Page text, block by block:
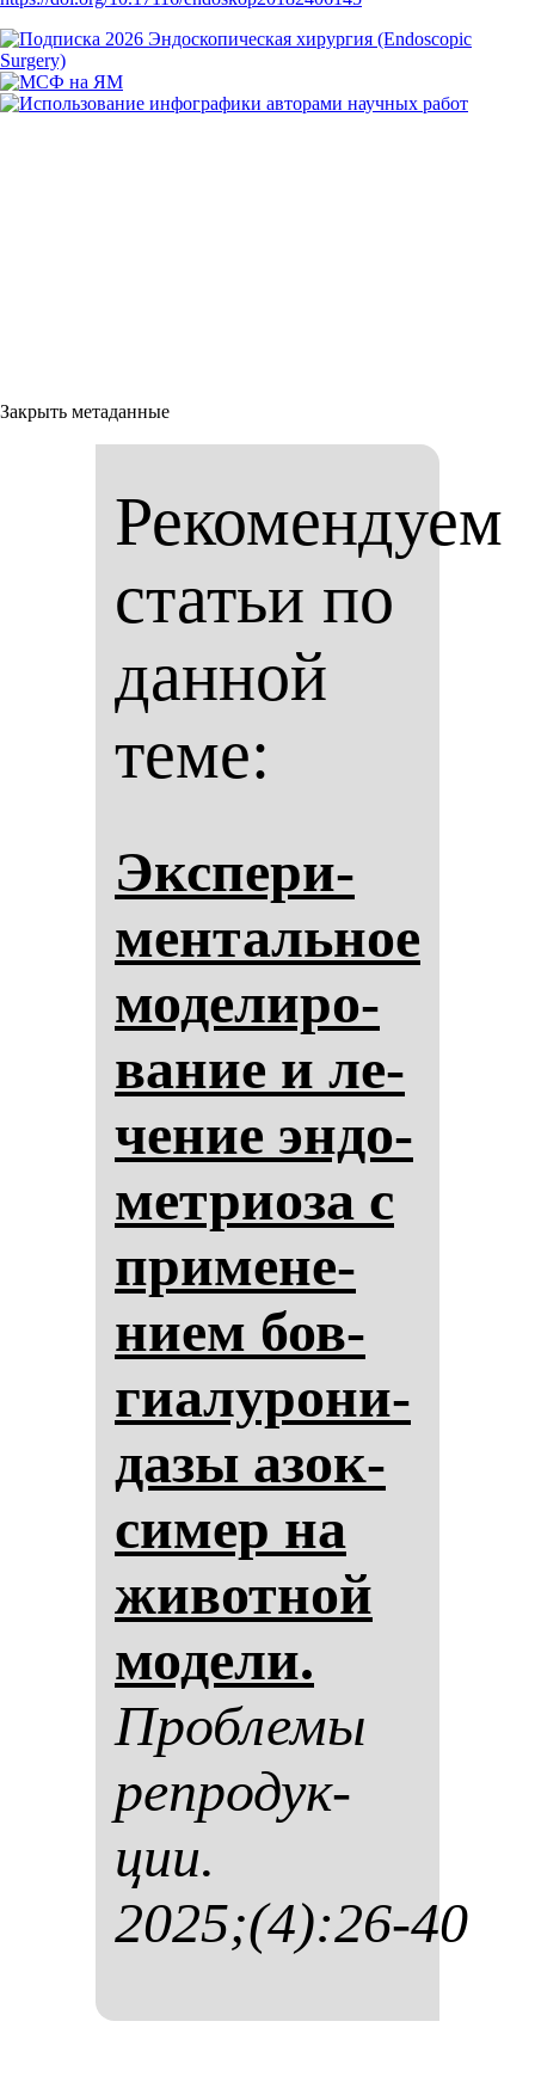
Закрыть метаданные
Рекомендуем
статьи по
данной
теме:
Эк­спе­ри­
мен­таль­ное
мо­де­ли­ро­
ва­ние и ле­
че­ние эн­до­
мет­ри­оза с
при­ме­не­
ни­ем бов­
ги­алу­ро­ни­
да­зы азок­
си­мер на
жи­вот­ной
мо­де­ли.
Проб­ле­мы
реп­ро­дук­
ции.
2025;(4):26-40